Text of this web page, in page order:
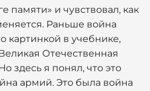
памяти» и чувствовал, как
Раньше война
картинкой в учебнике,
Отечественная
здесь я понял, что это
армий. Это была война